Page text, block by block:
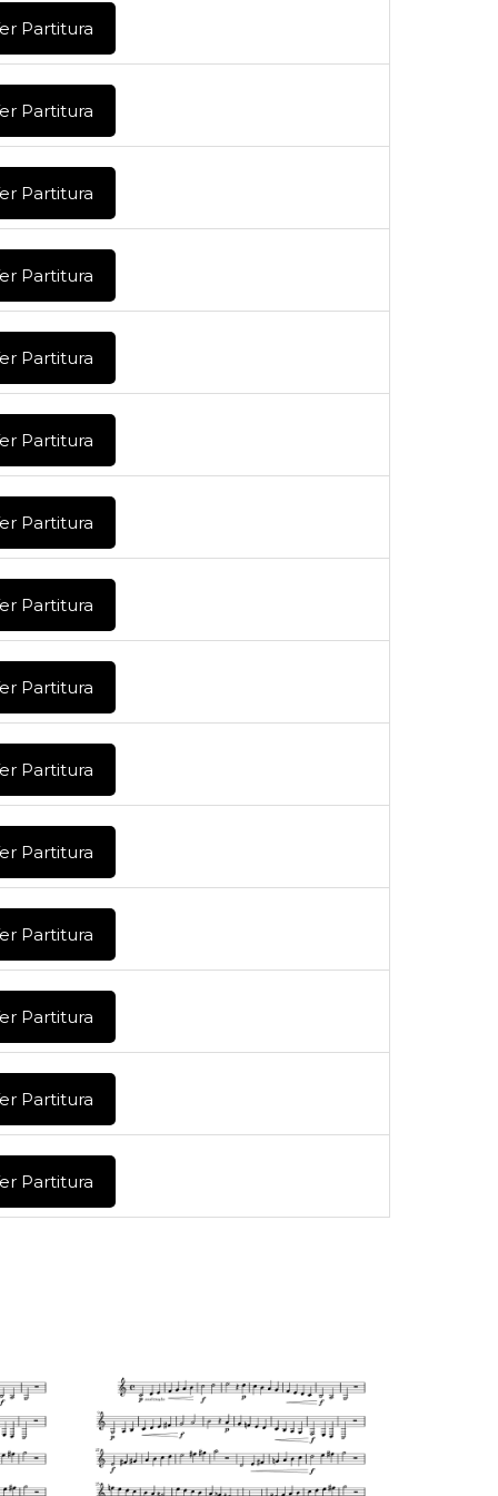
Partitura
Partitura
Partitura
Partitura
Partitura
Partitura
Partitura
Partitura
Partitura
Partitura
Partitura
Partitura
Partitura
Partitura
Partitura